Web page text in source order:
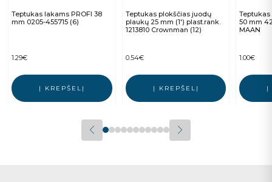
Teptukas lakams PROFI 38
mm 0205-455715 (6)
1.29€
Į KREPŠELĮ
Teptukas plokščias juodų
plaukų 25 mm (1′) plast.rank.
1213810 Crownman (12)
0.54€
Į KREPŠELĮ
50 mm
MAAN
1.00€
Į